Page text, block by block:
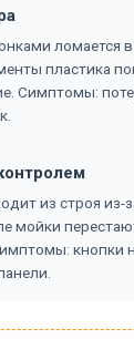
ломается
пластика
Симптомы:
из строя из-
мойки
кнопки